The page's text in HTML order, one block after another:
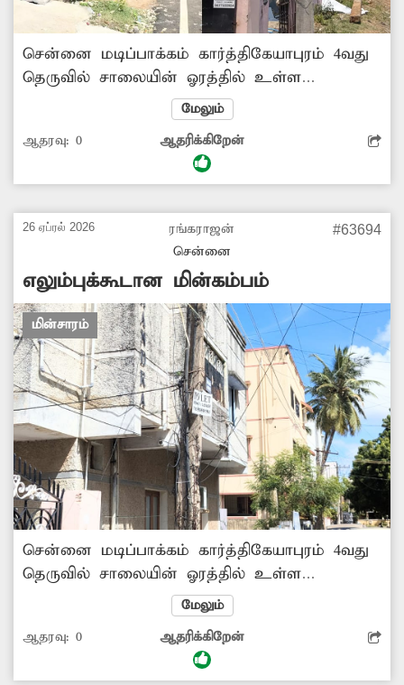
சென்னை மடிப்பாக்கம் கார்த்திகேயாபுரம் 4வது
தெருவில் சாலையின் ஓரத்தில் உள்ள
மின்கம்பம், அதன் சிமெண்ட் பெயர்ந்து மிகவும்
ஆபத்தான நிலையில் இருந்தது. இதுதொடர்பாக
'தினத்தந்தி' புகார் பெட்டியில் படத்துடன் செய்தி
வெளியானது. சம்பந்தப்பட்ட துறைசார்ந்த
சேதடைந்த மின்கம்பத்தை சீரமைத்தனர்.
உடனடி நடவடிக்கை எடுத்த அதிகாரிகளுக்கும்,
அதற்கு தூண்டுதலாக நின்ற 'தினத்தந்தி'
பத்திரிகைக்கும் அப்பகுதி பொதுமக்கள்
பாராட்டை தெரிவித்துள்ளனர்.
மேலும்
ஆதரவு: 0 ஆதரிக்கிறேன்
26 ஏப்ரல் 2026
ரங்கராஜன்
சென்னை
#63694
எலும்புக்கூடான மின்கம்பம்
மின்சாரம்
சென்னை மடிப்பாக்கம் கார்த்திகேயாபுரம் 4வது
தெருவில் சாலையின் ஓரத்தில் உள்ள
மின்கம்பம் மிகவும் ஆபத்தான நிலையில்
உள்ளது. அதன் சிமெண்ட் பெயர்ந்து
எலும்புக்கூடாக காட்சியளிக்கிறது.
எப்போதுவேண்டுமானாலும் கீழே விழும்
மேலும்
ஆதரவு: 0 ஆதரிக்கிறேன்